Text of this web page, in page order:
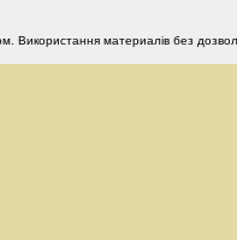
Використання материалів без